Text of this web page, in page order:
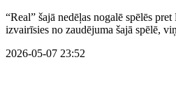
“Real” šajā nedēļas nogalē spēlēs
izvairīsies no zaudējuma šajā spēlē,
2026-05-07 23:52